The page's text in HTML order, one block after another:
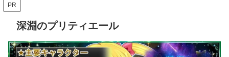
PR
深淵のプリティエール